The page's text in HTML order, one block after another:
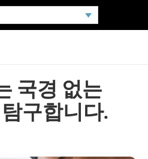
국경 없는
탐구합니다.